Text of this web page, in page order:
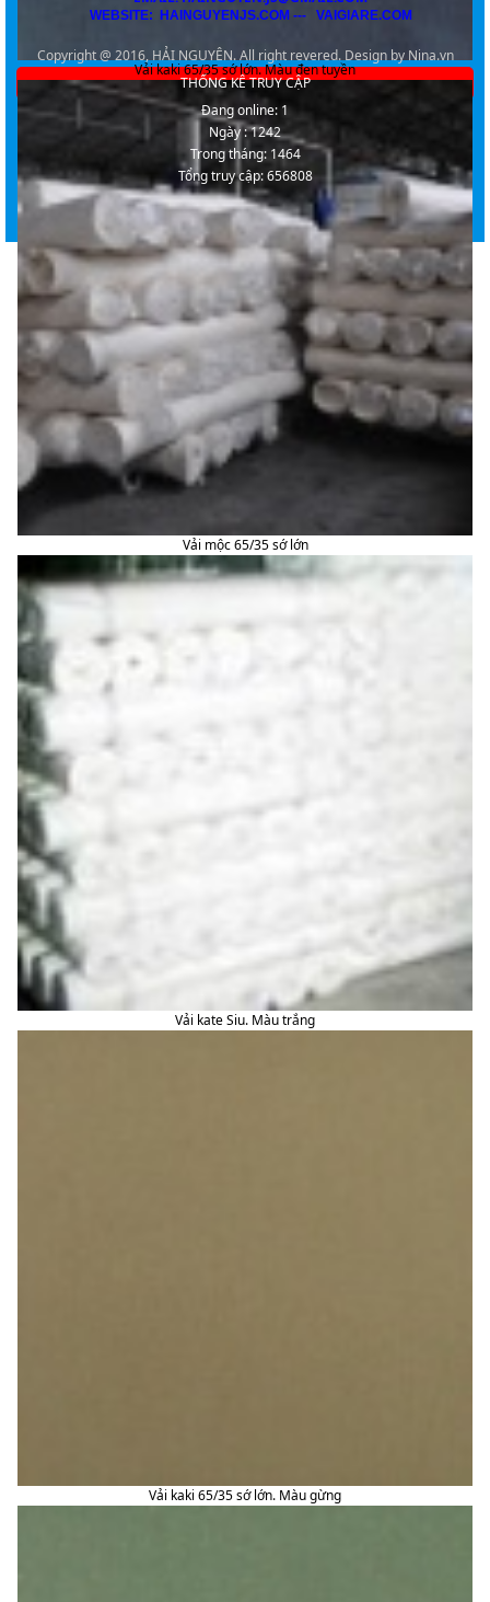
Vải kaki 65/35 sớ lớn. Màu đen tuyền
Vải mộc 65/35 sớ lớn
Vải kate Siu. Màu trắng
Vải kaki 65/35 sớ lớn. Màu gừng
WEBSITE: HAINGUYENJS.COM --- VAIGIARE.COM
Copyright @ 2016, HẢI NGUYÊN. All right revered. Design by Nina.vn
THỐNG KÊ TRUY CẬP
Đang online: 1
Ngày : 1242
Trong tháng: 1464
Tổng truy cập: 656808